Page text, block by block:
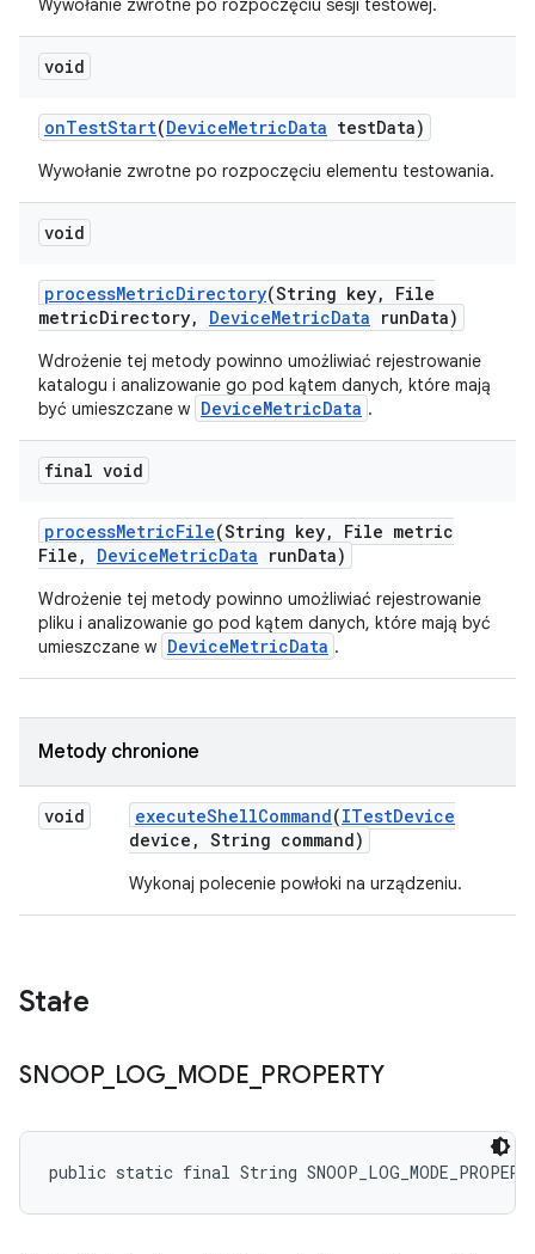
Wywołanie zwrotne po rozpoczęciu sesji testowej.
void
onTestStart(DeviceMetricData testData)
Wywołanie zwrotne po rozpoczęciu elementu testowania.
void
processMetricDirectory(String key,
File
metricDirectory, DeviceMetricData runData)
Wdrożenie tej metody powinno umożliwiać rejestrowanie
katalogu i analizowanie go pod kątem danych, które mają
być umieszczane w DeviceMetricData .
final void
processMetricFile(String key,
File metric
File , DeviceMetricData runData)
Wdrożenie tej metody powinno umożliwiać rejestrowanie
pliku i analizowanie go pod kątem danych, które mają być
umieszczane w DeviceMetricData .
Metody chronione
void executeShellCommand(ITestDevice
device , String command)
Wykonaj polecenie powłoki na urządzeniu.
Stałe
SNOOP_ LOG_ MODE PROPERTY
public static final String